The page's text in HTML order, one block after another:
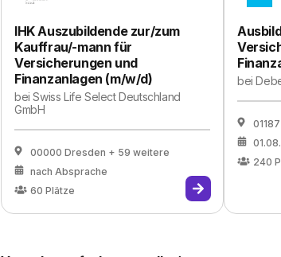
IHK Auszubildende zur/zum
Kauffrau/-mann für
Versicherungen und
Finanzanlagen (m/w/d)
beiSwiss Life Select Deutschland
GmbH
00000 Dresden + 59 weitere
nach Absprache
60 Plätze
bei
240